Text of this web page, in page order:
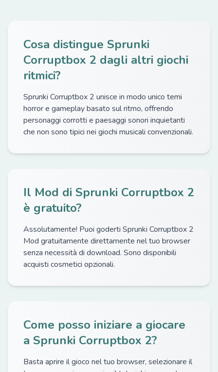
Cosa distingue Sprunki
Corruptbox 2 dagli altri giochi
ritmici?
Sprunki Corruptbox 2 unisce in modo unico temi
horror e gameplay basato sul ritmo, offrendo
personaggi corrotti e paesaggi sonori inquietanti
che non sono tipici nei giochi musicali convenzionali.
Il Mod di Sprunki Corruptbox 2
è gratuito?
Assolutamente! Puoi goderti Sprunki Corruptbox 2
Mod gratuitamente direttamente nel tuo browser
senza necessità di download. Sono disponibili
acquisti cosmetici opzionali.
Come posso iniziare a giocare
a Sprunki Corruptbox 2?
Basta aprire il gioco nel tuo browser, selezionare il